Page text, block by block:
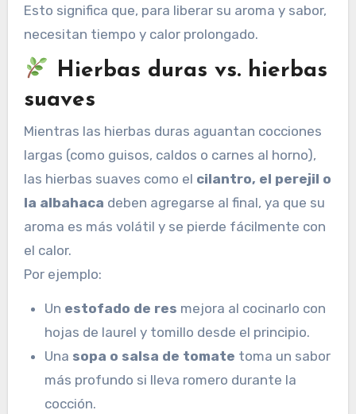
Esto significa que, para liberar su aroma y sabor,
necesitan tiempo y calor prolongado.
Hierbas duras vs. hierbas
suaves
Mientras las hierbas duras aguantan cocciones
largas (como guisos, caldos o carnes al horno),
las hierbas suaves como el cilantro, el perejil o
la albahaca deben agregarse al final, ya que su
aroma es más volátil y se pierde fácilmente con
el calor.
Por ejemplo:
Un estofado de res mejora al cocinarlo con
hojas de laurel y tomillo desde el principio.
Una sopa o salsa de tomate toma un sabor
más profundo si lleva romero durante la
cocción.